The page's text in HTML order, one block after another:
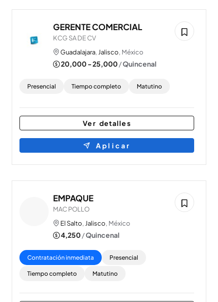
GERENTE COMERCIAL
KCG SA DE CV
Guadalajara, Jalisco, México
20,000 - 25,000/Quincenal
Presencial Tiempo completo Matutino
Ver detalles
Aplicar
EMPAQUE
MAC POLLO
El Salto, Jalisco, México
4,250/Quincenal
Contratación inmediata Presencial
Tiempo completo Matutino